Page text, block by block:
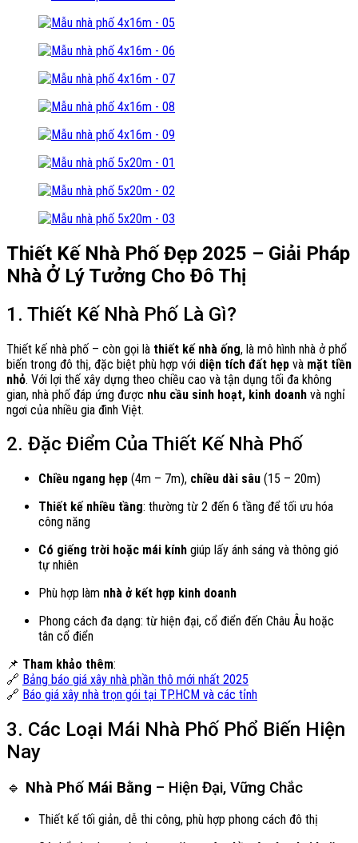
Thiết Kế Nhà Phố Đẹp 2025 – Giải Pháp
Nhà Ở Lý Tưởng Cho Đô Thị
1. Thiết Kế Nhà Phố Là Gì?
Thiết kế nhà phố – còn gọi là thiết kế nhà ống, là mô hình nhà ở phổ
biến trong đô thị, đặc biệt phù hợp với diện tích đất hẹp và mặt tiền
nhỏ. Với lợi thế xây dựng theo chiều cao và tận dụng tối đa không
gian, nhà phố đáp ứng được nhu cầu sinh hoạt, kinh doanh và nghỉ
ngơi của nhiều gia đình Việt.
2. Đặc Điểm Của Thiết Kế Nhà Phố
Chiều ngang hẹp (4m – 7m), chiều dài sâu (15 – 20m)
Thiết kế nhiều tầng: thường từ 2 đến 6 tầng để tối ưu hóa
công năng
Có giếng trời hoặc mái kính giúp lấy ánh sáng và thông gió
tự nhiên
Phù hợp làm nhà ở kết hợp kinh doanh
Phong cách đa dạng: từ hiện đại, cổ điển đến Châu Âu hoặc
tân cổ điển
📌 Tham khảo thêm:
🔗 Bảng báo giá xây nhà phần thô mới nhất 2025
🔗 Báo giá xây nhà trọn gói tại TP.HCM và các tỉnh
3. Các Loại Mái Nhà Phố Phổ Biến Hiện
Nay
🔹 Nhà Phố Mái Bằng – Hiện Đại, Vững Chắc
Thiết kế tối giản, dễ thi công, phù hợp phong cách đô thị